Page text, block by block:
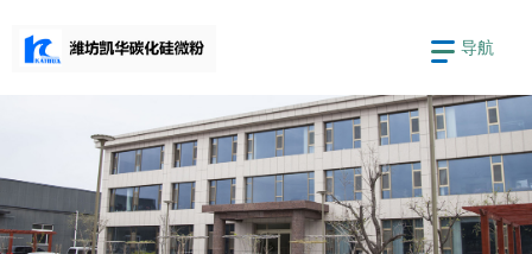
导航